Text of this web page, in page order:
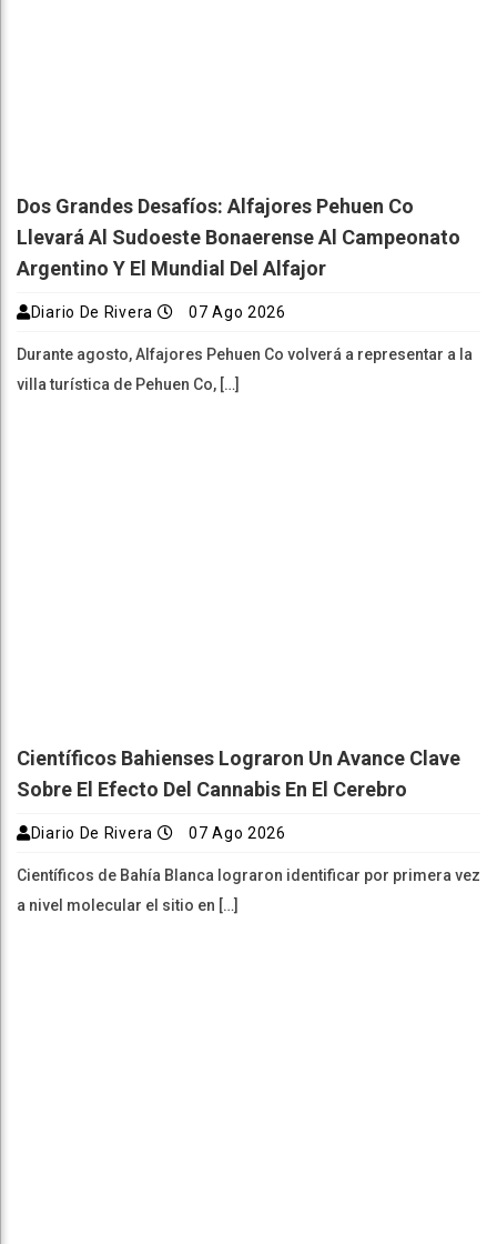
Dos Grandes Desafíos: Alfajores Pehuen Co
Llevará Al Sudoeste Bonaerense Al Campeonato
Argentino Y El Mundial Del Alfajor
Diario De Rivera 07 Ago 2026
Durante agosto, Alfajores Pehuen Co volverá a representar a la
villa turística de Pehuen Co, […]
Científicos Bahienses Lograron Un Avance Clave
Sobre El Efecto Del Cannabis En El Cerebro
Diario De Rivera 07 Ago 2026
Científicos de Bahía Blanca lograron identificar por primera vez
a nivel molecular el sitio en […]